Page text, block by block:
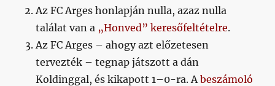
Az FC Arges honlapján nulla, azaz nulla
találat van a „Honved” keresőfeltételre.
Az FC Arges – ahogy azt előzetesen
tervezték – tegnap játszott a dán
Koldinggal, és kikapott 1–0-ra. Abeszámoló